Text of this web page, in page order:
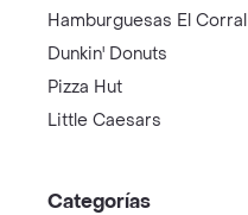
Hamburguesas El Corral
Dunkin' Donuts
Pizza Hut
Little Caesars
Categorías